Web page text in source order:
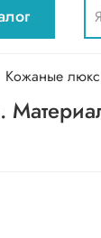
Кожаные люкс